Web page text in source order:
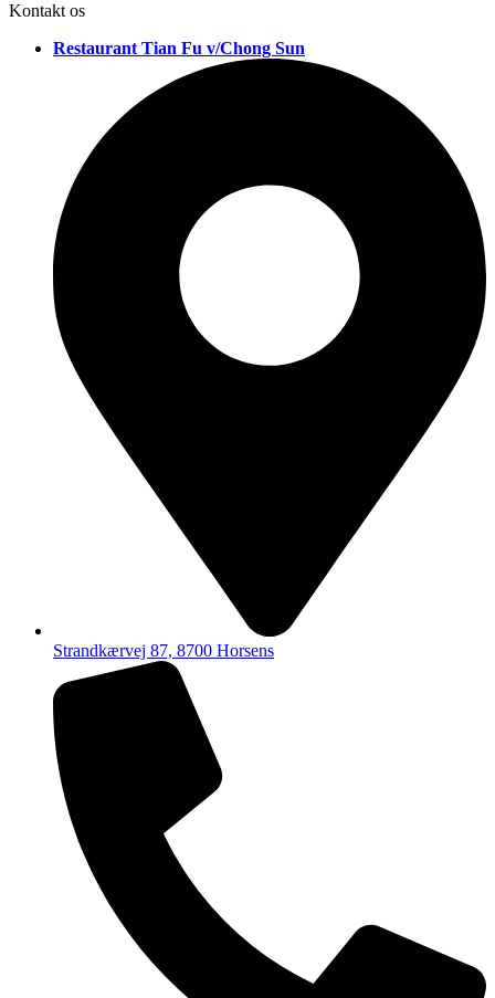
Kontakt os
Restaurant Tian Fu v/Chong Sun
Strandkærvej 87, 8700 Horsens